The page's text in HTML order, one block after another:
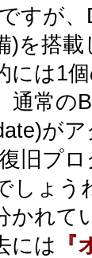
すが
)を搭
には1
通常の
が
旧プ
しょう
かれて
には